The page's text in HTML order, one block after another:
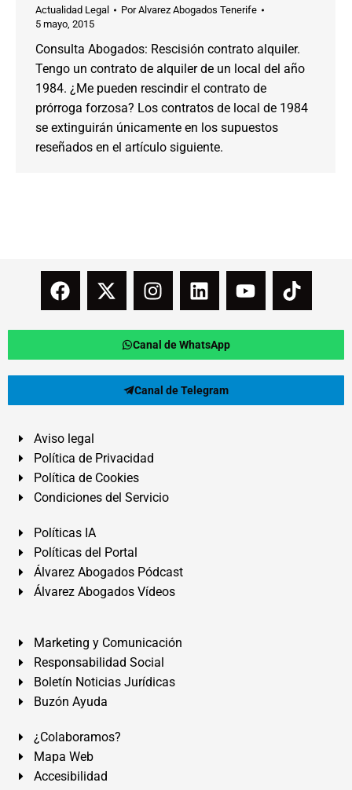
Actualidad Legal PorAlvarez Abogados Tenerife
5 mayo, 2015
Consulta Abogados: Rescisión contrato alquiler.
Tengo un contrato de alquiler de un local del año
1984. ¿Me pueden rescindir el contrato de
prórroga forzosa? Los contratos de local de 1984
se extinguirán únicamente en los supuestos
reseñados en el artículo siguiente.
Canal de WhatsApp
Canal de Telegram
Aviso legal
Política de Privacidad
Política de Cookies
Condiciones del Servicio
Políticas IA
Políticas del Portal
Álvarez Abogados Pódcast
Álvarez Abogados Vídeos
Marketing y Comunicación
Responsabilidad Social
Boletín Noticias Jurídicas
Buzón Ayuda
¿Colaboramos?
Mapa Web
Accesibilidad